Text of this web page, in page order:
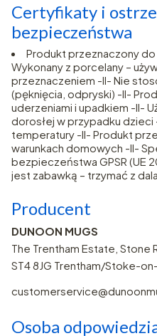
Certyfikaty i
bezpieczeństwa
Produkt przeznaczony
Wykonany z porcelany –
przeznaczeniem -II- Nie
(pęknięcia, odpryski) -II-
uderzeniami i upadkiem -II-
dorosłej w przypadku dzieci
temperatury -II- Produkt
warunkach domowych -II-
bezpieczeństwa GPSR (UE
jest zabawką – trzymać z
Producent
DUNOON MUGS
The Trentham Estate, Stone
ST4 8JG Trentham/Stoke-
Osoba